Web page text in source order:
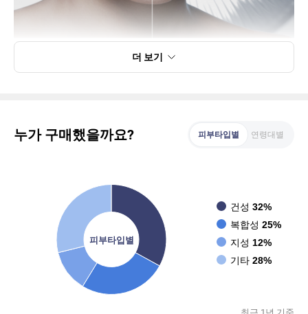
더 보기
누가 구매했을까요? 피부타입별 연령대별
피부타입별
건성 32%
복합성 25%
지성 12%
기타 28%